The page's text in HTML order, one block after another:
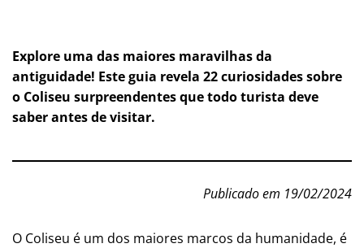
Explore uma das maiores maravilhas da
antiguidade! Este guia revela 22 curiosidades sobre
o Coliseu surpreendentes que todo turista deve
saber antes de visitar.
Publicado em 19/02/2024
O Coliseu é um dos maiores marcos da humanidade, é